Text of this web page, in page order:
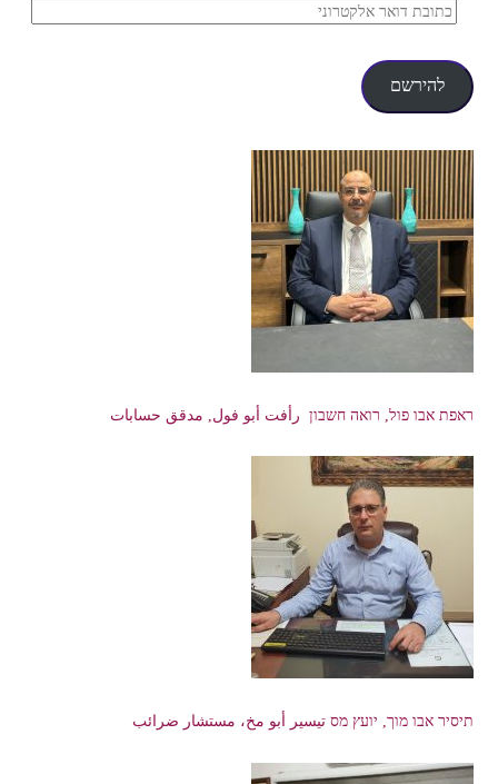
כתובת
אלקטרוני
להירשם
ראפת אבו פול, רואה חשבון رأفت أبو فول, مدقق حسابات
תיסיר אבו מוך, יועץ מס تيسير أبو مخ، مستشار ضرائب